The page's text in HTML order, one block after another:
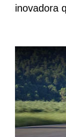
inovadora